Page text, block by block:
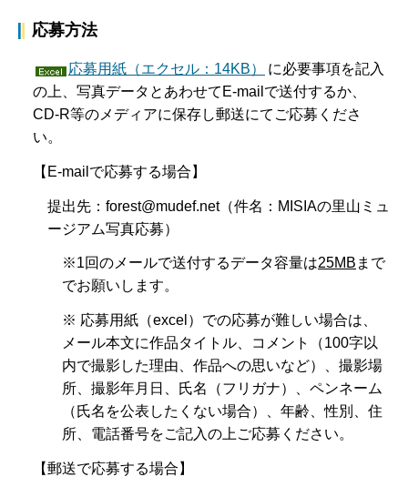
応募方法
応募用紙（エクセル：14KB）
に必要事項を記入
の上、写真データとあわせてE-mailで送付するか、
CD-R等のメディアに保存し郵送にてご応募くださ
い。
【E-mailで応募する場合】
提出先：forest@mudef.net（件名：MISIAの里山ミュ
ージアム写真応募）
※1回のメールで送付するデータ容量は25MB まで
でお願いします。
※ 応募用紙（excel）での応募が難しい場合は、
メール本文に作品タイトル、コメント（100字以
内で撮影した理由、作品への思いなど）、撮影場
所、撮影年月日、氏名（フリガナ）、ペンネーム
（氏名を公表したくない場合）、年齢、性別、住
所、電話番号をご記入の上ご応募ください。
【郵送で応募する場合】